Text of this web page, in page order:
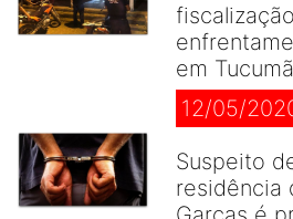
em Tucumã
12/05/
Suspeito
residência